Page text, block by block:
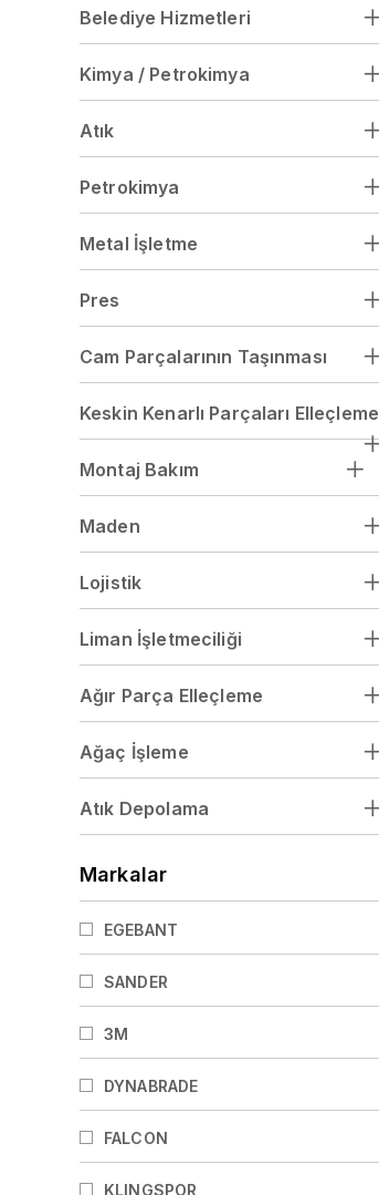
Belediye Hizmetleri
Kimya / Petrokimya
Atık
Petrokimya
Metal İşletme
Pres
Cam Parçalarının Taşınması
Keskin Kenarlı Parçaları Elleçleme
Montaj Bakım
Maden
Lojistik
Liman İşletmeciliği
Ağır Parça Elleçleme
Ağaç İşleme
Atık Depolama
Markalar
EGEBANT
SANDER
3M
DYNABRADE
FALCON
KLINGSPOR